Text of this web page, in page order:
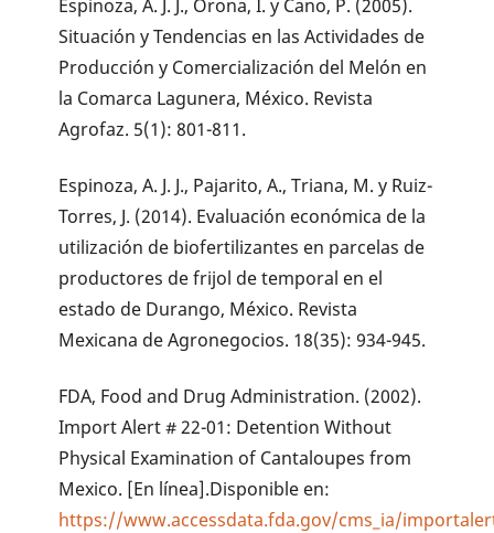
Espinoza, A. J. J., Orona, I. y Cano, P. (2005).
Situación y Tendencias en las Actividades de
Producción y Comercialización del Melón en
la Comarca Lagunera, México. Revista
Agrofaz. 5(1): 801-811.
Espinoza, A. J. J., Pajarito, A., Triana, M. y Ruiz-
Torres, J. (2014). Evaluación económica de la
utilización de biofertilizantes en parcelas de
productores de frijol de temporal en el
estado de Durango, México. Revista
Mexicana de Agronegocios. 18(35): 934-945.
FDA, Food and Drug Administration. (2002).
Import Alert # 22-01: Detention Without
Physical Examination of Cantaloupes from
Mexico. [En línea].Disponible en:
https://www.accessdata.fda.gov/cms_ia/